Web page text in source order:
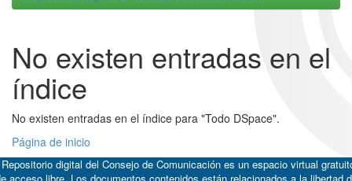
No existen entradas en el
índice
No existen entradas en el índice para "Todo DSpace".
Página de inicio
digital del Consejo de Comunicación es un espacio virtual